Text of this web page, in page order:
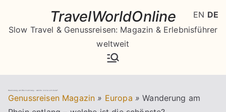
springen
TravelWorldOnline
Slow Travel & Genussreisen: Magazin & Erlebnisführer
weltweit
Wanderung am Rhein entlang – welche ist die schönste?
Genussreisen Magazin » Europa » Wanderung am
EN DE